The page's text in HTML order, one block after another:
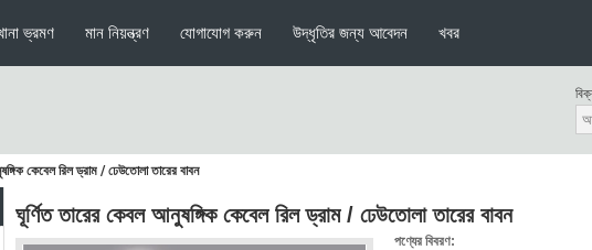
ভ্রমণ মান নিয়ন্ত্রণ যোগাযোগ করুন উদ্ধৃতির জন্য আবেদন খবর
কেবেল রিল ড্রাম / ঢেউতোলা তারের বাবন
ঘূর্ণিত তারের কেবল আনুষঙ্গিক কেবেল রিল ড্রাম / ঢেউতোলা তারের বাবন
পণ্যের বিবরণ: